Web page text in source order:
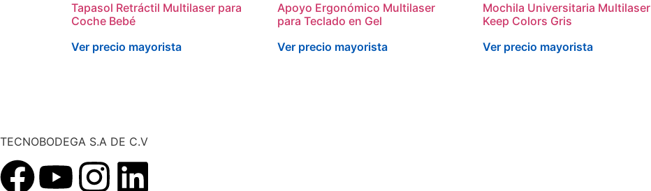
Tapasol Retráctil Multilaser para
Coche Bebé
Ver precio mayorista
Apoyo Ergonómico Multilaser
para Teclado en Gel
Ver precio mayorista
Mochila Universitaria Multilaser
Keep Colors Gris
Ver precio mayorista
TECNOBODEGA S.A DE C.V